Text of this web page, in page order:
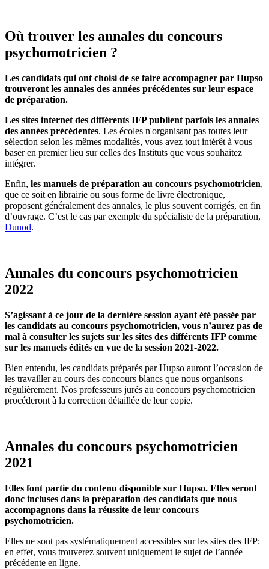
Où trouver les annales du concours
psychomotricien ?
Les candidats qui ont choisi de se faire accompagner par Hupso
trouveront les annales des années précédentes sur leur espace
de préparation.
Les sites internet des différents IFP publient parfois les annales
des années précédentes. Les écoles n'organisant pas toutes leur
sélection selon les mêmes modalités, vous avez tout intérêt à vous
baser en premier lieu sur celles des Instituts que vous souhaitez
intégrer.
Enfin, les manuels de préparation au concours psychomotricien,
que ce soit en librairie ou sous forme de livre électronique,
proposent généralement des annales, le plus souvent corrigés, en fin
d’ouvrage. C’est le cas par exemple du spécialiste de la préparation,
Dunod.
Annales du concours psychomotricien
2022
S’agissant à ce jour de la dernière session ayant été passée par
les candidats au concours psychomotricien, vous n’aurez pas de
mal à consulter les sujets sur les sites des différents IFP comme
sur les manuels édités en vue de la session 2021-2022.
Bien entendu, les candidats préparés par Hupso auront l’occasion de
les travailler au cours des concours blancs que nous organisons
régulièrement. Nos professeurs jurés au concours psychomotricien
procéderont à la correction détaillée de leur copie.
Annales du concours psychomotricien
2021
Elles font partie du contenu disponible sur Hupso. Elles seront
donc incluses dans la préparation des candidats que nous
accompagnons dans la réussite de leur concours
psychomotricien.
Elles ne sont pas systématiquement accessibles sur les sites des IFP:
en effet, vous trouverez souvent uniquement le sujet de l’année
précédente en ligne.